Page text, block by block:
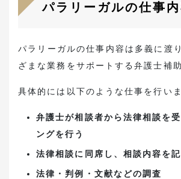
パラリーガルの仕事
パラリーガルの仕事内容は多義に渡
ざまな業務をサポートする弁護士補
具体的には以下のような仕事を行いま
弁護士が相談者から法律相談を
ングを行う
法律相談に同席し、相談内容を
法律・判例・文献などの調査